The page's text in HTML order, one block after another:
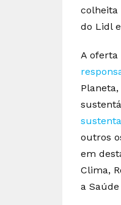
colheita
do Lidl
A oferta
outros
em
Clima,
a